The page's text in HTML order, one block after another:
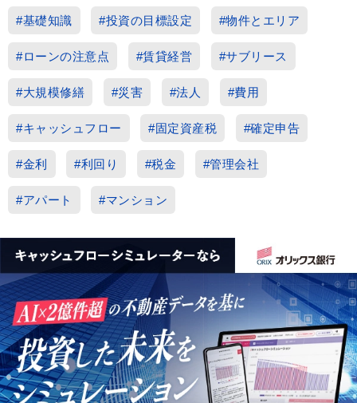
#基礎知識 #投資の目標設定 #物件とエリア
#ローンの注意点 #賃貸経営 #サブリース
#大規模修繕 #災害 #法人 #費用
#キャッシュフロー #固定資産税 #確定申告
#金利 #利回り #税金 #管理会社
#アパート #マンション